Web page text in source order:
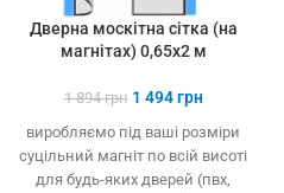
Дверна москітна сітка (на
магнітах) 0,65х2 м
1 894грн 1 494грн
виробляємо під ваші розміри
суцільний магніт по всій висоті
для будь-яких дверей (пвх,